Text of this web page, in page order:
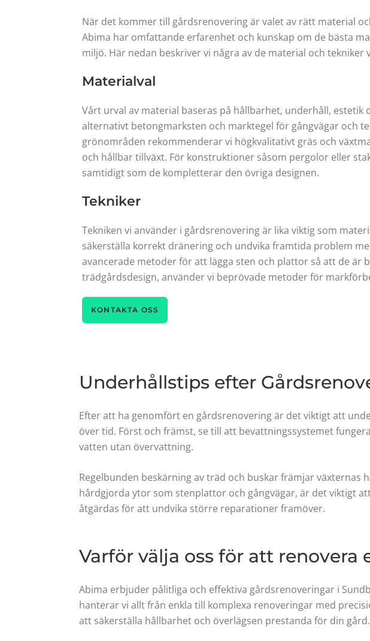
När det kommer till gårdsrenovering är valet av rätt material
Abima har omfattande erfarenhet och kunskap om de bästa
miljö. Här nedan beskriver vi några av de material och
Materialval
Vårt urval av material baseras på hållbarhet, underhåll,
alternativt betongmarksten och marktegel för gångvägar och
grönområden rekommenderar vi högkvalitativt gräs och
och hållbar tillväxt. För konstruktioner såsom pergolor eller
samtidigt som de kompletterar den övriga designen.
Tekniker
Tekniken vi använder i gårdsrenovering är lika viktig som
säkerställa korrekt dränering och undvika framtida problem
avancerade metoder för att lägga sten och plattor så att de är
trädgårdsdesign, använder vi beprövade metoder för
KONTAKTA OSS
Underhållstips efter
Efter att ha genomfört en gårdsrenovering är det viktigt att
över tid. Först och främst, se till att bevattningssystemet
vatten utan övervattning.
Regelbunden beskärning av träd och buskar främjar
hårdgjorda ytor som stenplattor och gångvägar, är det viktigt
åtgärdas för att undvika större reparationer framöver.
Varför välja oss för att renovera
Abima erbjuder pålitliga och effektiva gårdsrenoveringar i
hanterar vi allt från enkla till komplexa renoveringar med
att säkerställa hållbarhet och överlägsen prestanda för din gård.